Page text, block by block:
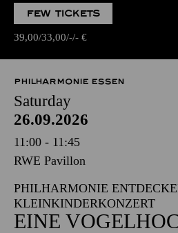
FEW TICKETS
39,00 33,00 - - €
PHILHARMONIE ESSEN
Saturday
26.09.2026
11:00 - 11:45
RWE Pavillon
PHILHARMONIE
KLEINKINDERKONZERT
EINE